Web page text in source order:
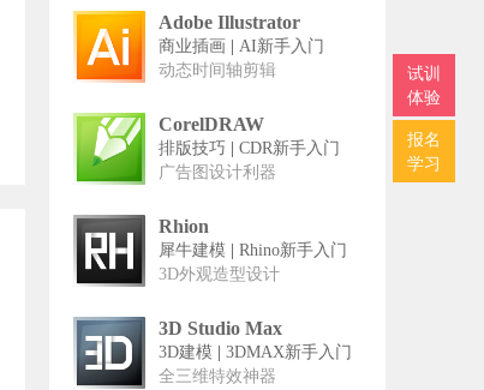
Adobe Illustrator
商业插画
AI新手入门
动态时间轴剪辑
CorelDRAW
排版技巧
CDR新手入门
广告图设计利器
Rhion
犀牛建模
Rhino新手入门
3D外观造型设计
3D Studio Max
3D建模
3DMAX新手入门
全三维特效神器
试训
体验
报名
学习